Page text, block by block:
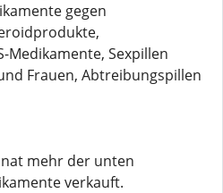
gegen
Medikamente, Sexpillen
Frauen, Abtreibungspillen
mehr der unten
verkauft.